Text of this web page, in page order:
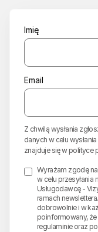
Imię
Email
Z chwilą wysłania
danych w celu
znajduje się w polityce
Wyrażam zgodę
w celu przesyłania
Usługodawcę -
ramach
dobrowolnie i w
poinformowany,
regulaminie oraz